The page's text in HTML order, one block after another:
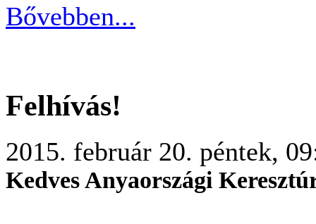
Bővebben...
Felhívás!
2015. február 20. péntek,
Kedves Anyaországi